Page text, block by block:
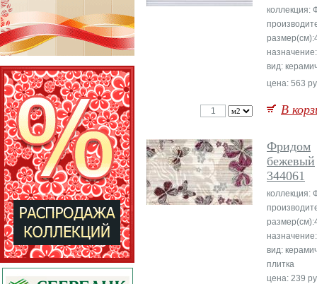
коллекция:
вид:
цена: 563
В
Фридом
бежевый
344061
коллекция:
вид:
плитка
цена: 239